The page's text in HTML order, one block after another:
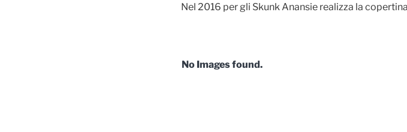
Nel 2016 per gli Skunk Anansie realizza la
No Images found.